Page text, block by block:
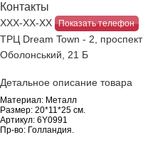
Контакты
ХХХ-ХХ-ХХ Показать телефон
ТРЦ Dream Town - 2, проспект
Оболонський, 21 Б
Детальное описание товара
Материал: Металл
Размер: 20*11*25 см.
Артикул: 6Y0991
Пр-во: Голландия.